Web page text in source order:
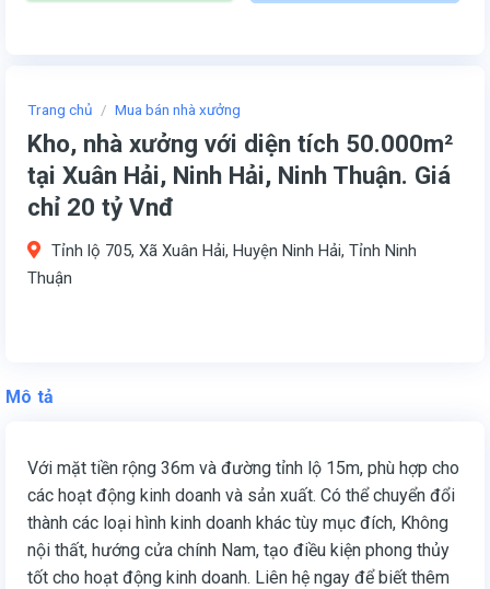
Trang chủ / Mua bán nhà xưởng
Kho, nhà xưởng với diện tích 50.000m²
tại Xuân Hải, Ninh Hải, Ninh Thuận. Giá
chỉ 20 tỷ Vnđ
Tỉnh lộ 705, Xã Xuân Hải, Huyện Ninh Hải, Tỉnh Ninh
Thuận
Mô tả
Với mặt tiền rộng 36m và đường tỉnh lộ 15m, phù hợp cho
các hoạt động kinh doanh và sản xuất. Có thể chuyển đổi
thành các loại hình kinh doanh khác tùy mục đích, Không
nội thất, hướng cửa chính Nam, tạo điều kiện phong thủy
tốt cho hoạt động kinh doanh. Liên hệ ngay để biết thêm